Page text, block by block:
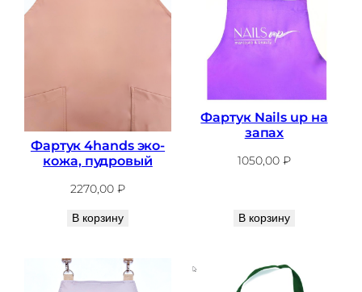
Фартук 4hands эко-
кожа, пудровый
2270,00 ₽
В корзину
Фартук Nails up на
запах
1050,00 ₽
В корзину